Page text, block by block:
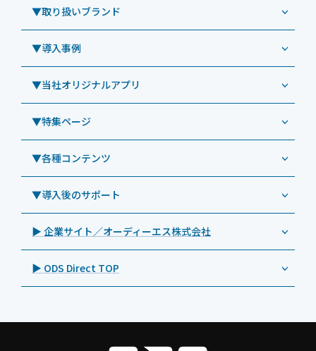
Windowsタブレット TW2A-NF9LTA
Windowsタブレット TW2A-N9LTA
Windowsタブレット TW2A-N9LT
Windowsタブレット TW2A-E9LT
Androidタブレット TA2C-NF8
Androidタブレット TA2C-NF8BL
Androidタブレット TA2C-CS8
Androidタブレット TA2C-CS8BL
Androidタブレット TA2C-DR94G
Androidタブレット TA2C-M8AC
Androidタブレット TA2C-M8
コールセンター
CRMシステム「カイゼンコール」
リペアサービス
教育機関向けiPad修理パック
社内ヘルプデスク代行サービス
教育機関向けiPad管理運用パック
教育機関向けICT支援ソリューション
教育機関向けネットワーク機器導入保守
キッティング
自治体向けDXソリューションサービス
法人向けiPad修理＆デバイス買取サービス
▼取り扱いブランド
ODS（オーディーエス）
LG（エルジー）
ViewSonic（ビューソニック）
PHILIPS（フィリップス）
DynaScan（ダイナスキャン）
SAMSUNG（サムスン）
Goodview（グッドビュー）
Cloudpoint（クラウドポイント）
BenQ（ベンキュー）
Magconn（マグコン）
BIAMP ／ Apart Audio（バイアンプ）
SpeakerCraft（スピーカークラフト）
▼導入事例
導入事例（業務用タブレット、デジタルサイネージほか）
事例：業務用タブレット端末
事例：業務用サイネージ・プロジェクター
事例：業務用オーディオ・その他AV機器
事例：サービス
▼当社オリジナルアプリ
業務効率化アプリ「NFCオプティマイザー」
サポート支援アプリ「ログ送信アプリ」
MDMアプリ「Tablet Control」
▼特集ページ
業務用タブレット
>特長1：USB Type-Aポート
>特長2：microHDMIポート
>特長3：AC常時給電タイプ
>飲食向けタブレット
>ホテル向けタブレット
▼各種コンテンツ
特集記事
製品カタログ
プレスリリース
製品写真
▼導入後のサポート
オーディーエスPCカスタマーセンター
▶ 企業サイト／オーディーエス株式会社
▶ ODS Direct TOP